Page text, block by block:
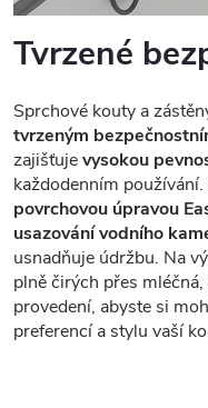
Tvrzené
Sprchové kouty a
tvrzeným
zajišťujevysokou
každodenním
povrchovou úpravou
usazování vodního
usnadňuje údržbu. Na
plně čirých přes
provedení, abyste si
preferencí a stylu vaší